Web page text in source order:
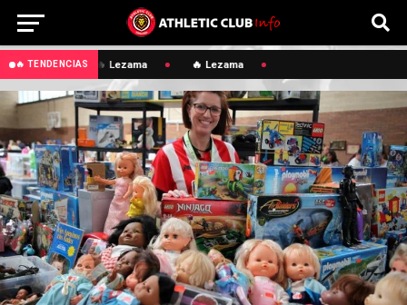
🔥 TENDENCIAS 🔥 Lezama 🔥 Lezama